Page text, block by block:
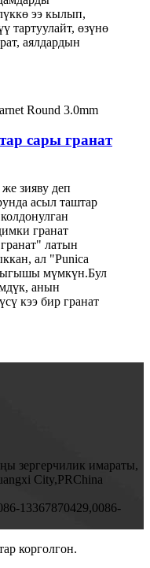
ээ кылып,
тартуулайт, өзүнө
аялдардын
сары гранат
зияву деп
асыл таштар
гранат
латын
ал "Punica
мүмкүн.Бул
анын
кээ бир гранат
зергерчилик имараты,
City,PRChina
13367870429,0086-
корголгон.